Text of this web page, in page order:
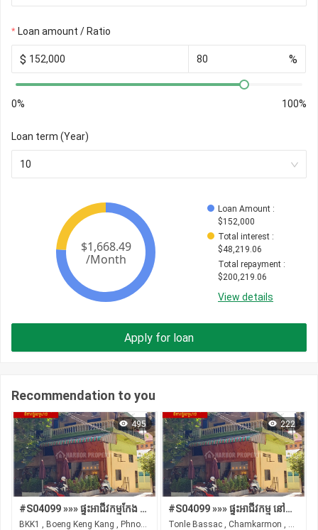
Loan amount / Ratio
$ %
0% 100%
Loan term (Year)
10
Loan Amount :
$152,000
Total interest :
$48,219.06
Total repayment :
$200,219.06
View details
Apply for loan
Recommendation to you
495
#S04099 »»» ផ្ទះអាជីវកម្មកែង ផ្លូវត្រសក់ផ្អែម St 63 ក្រោយព្រឹទ្ធសភា នៅទន្លេបាសាក់ លក់បន្ទាន់ ជុំវិញស្ថាប័នរដ្ឋ និង ស្ថានទូត ...
BKK1 , Boeng Keng Kang , Phnom Penh
222
#S04099 »»» ផ្ទះអាជីវកម្ម នៅផ្លូវត្រសក់ផ្អែម St 63 ក្រោយព្រឹទ្ធសភា សង្កាត់ទន្លេបាសាក់ លក់បន្ទាន់ ជុំវិញស្ថាប័នរដ្ឋ និង ស្ថានទូត ...
Tonle Bassac , Chamkarmon , Phnom Penh